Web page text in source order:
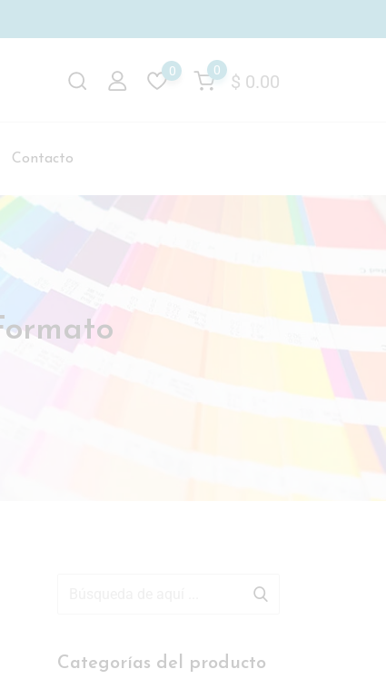
$ 0.00
0
0
Contacto
Categorías del producto